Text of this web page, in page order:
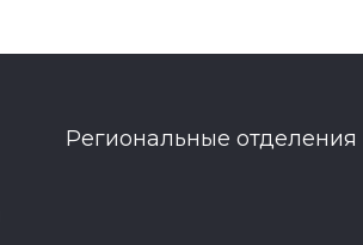
Региональные отделения